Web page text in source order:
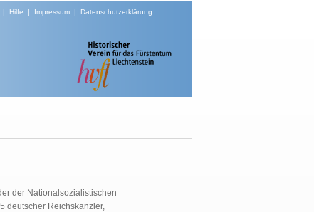
Hilfe | Impressum| Datenschutzerklärung
der Nationalsozialistischen
deutscher Reichskanzler,